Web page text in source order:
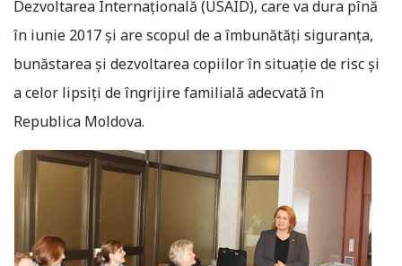
Dezvoltarea Internaţională (USAID), care va dura pînă
în iunie 2017 şi are scopul de a îmbunătăţi siguranţa,
bunăstarea şi dezvoltarea copiilor în situaţie de risc şi
a celor lipsiţi de îngrijire familială adecvată în
Republica Moldova.